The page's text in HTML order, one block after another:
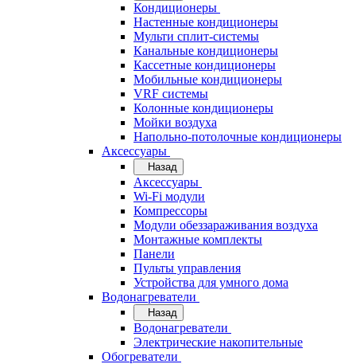
Кондиционеры
Настенные кондиционеры
Мульти сплит-системы
Канальные кондиционеры
Кассетные кондиционеры
Мобильные кондиционеры
VRF системы
Колонные кондиционеры
Мойки воздуха
Напольно-потолочные кондиционеры
Аксессуары
Назад
Аксессуары
Wi-Fi модули
Компрессоры
Модули обеззараживания воздуха
Монтажные комплекты
Панели
Пульты управления
Устройства для умного дома
Водонагреватели
Назад
Водонагреватели
Электрические накопительные
Обогреватели